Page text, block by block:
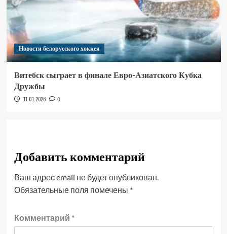
Новости белорусского хоккея
Витебск сыграет в финале Евро-Азиатского Кубка
Дружбы
11.01.2026 0
Добавить комментарий
Ваш адрес email не будет опубликован.
Обязательные поля помечены *
Комментарий *